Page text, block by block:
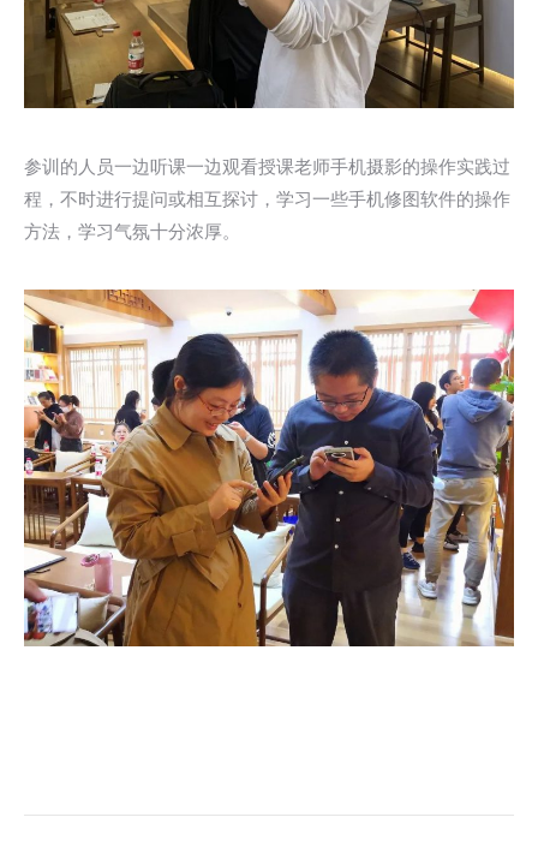
参训的人员一边听课一边观看授课老师手机摄影的操作实践过
程，不时进行提问或相互探讨，学习一些手机修图软件的操作
方法，学习气氛十分浓厚。